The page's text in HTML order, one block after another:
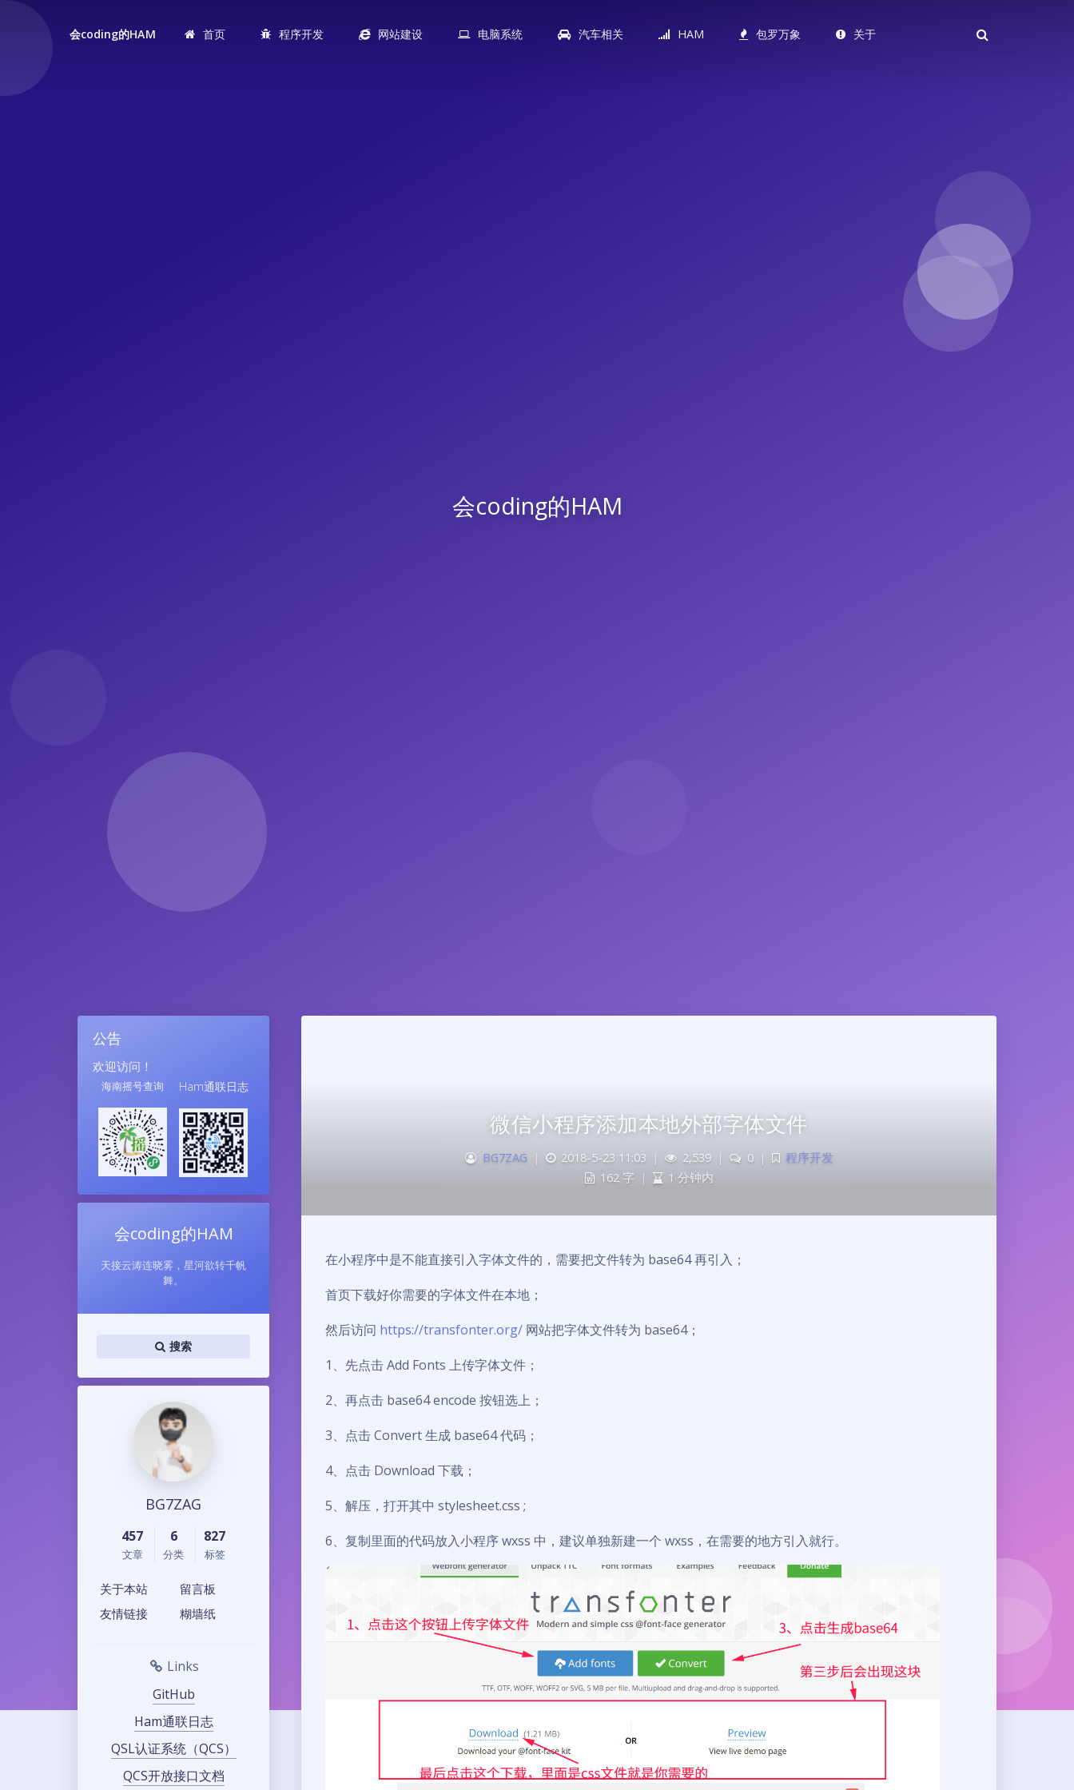
会coding的HAM 首页 程序开发 网站建设 电脑系统 汽车相关 HAM 包罗万象 关于
会coding的HAM
公告
欢迎访问！
海南摇号查询 Ham通联日志
会coding的HAM
天接云涛连晓雾，星河欲转千帆
舞。
搜索
BG7ZAG
457
文章
6
分类
827
标签
关于本站
留言板
友情链接
糊墙纸
Links
GitHub
Ham通联日志
QSL认证系统（QCS）
QCS开放接口文档
微信小程序添加本地外部字体文件
BG7ZAG | 2018-5-23 11:03 | 2,539 | 0 |
程序开发
162 字
| 1 分钟内
在小程序中是不能直接引入字体文件的，需要把文件转为 base64 再引入；
首页下载好你需要的字体文件在本地；
然后访问 https://transfonter.org/ 网站把字体文件转为 base64；
1、先点击 Add Fonts 上传字体文件；
2、再点击 base64 encode 按钮选上；
3、点击 Convert 生成 base64 代码；
4、点击 Download 下载；
5、解压，打开其中 stylesheet.css ;
6、复制里面的代码放入小程序 wxss 中，建议单独新建一个 wxss，在需要的地方引入就行。